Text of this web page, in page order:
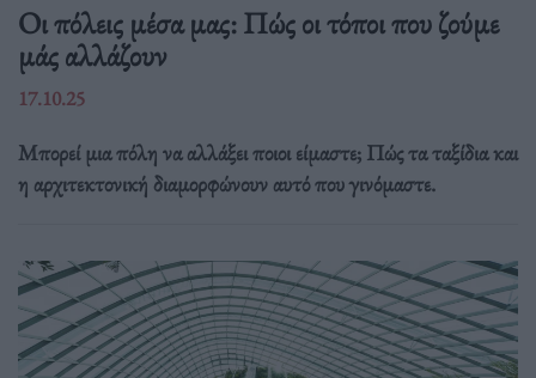
Οι πόλεις μέσα μας: Πώς οι τόποι που ζούμε
μάς αλλάζουν
17.10.25
Μπορεί μια πόλη να αλλάξει ποιοι είμαστε; Πώς τα ταξίδια και
η αρχιτεκτονική διαμορφώνουν αυτό που γινόμαστε.